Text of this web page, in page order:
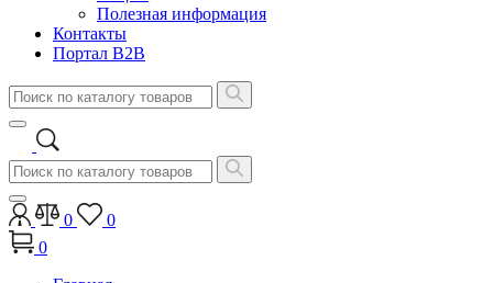
Полезная информация
Контакты
Портал B2B
0
0
0